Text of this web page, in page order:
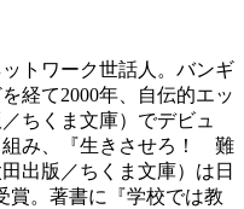
トワーク世話人。バンギ
経て2000年、自伝的エッ
ちくま文庫）でデビュ
組み、『生きさせろ！ 難
出版／ちくま文庫）は日
賞。著書に『学校では教